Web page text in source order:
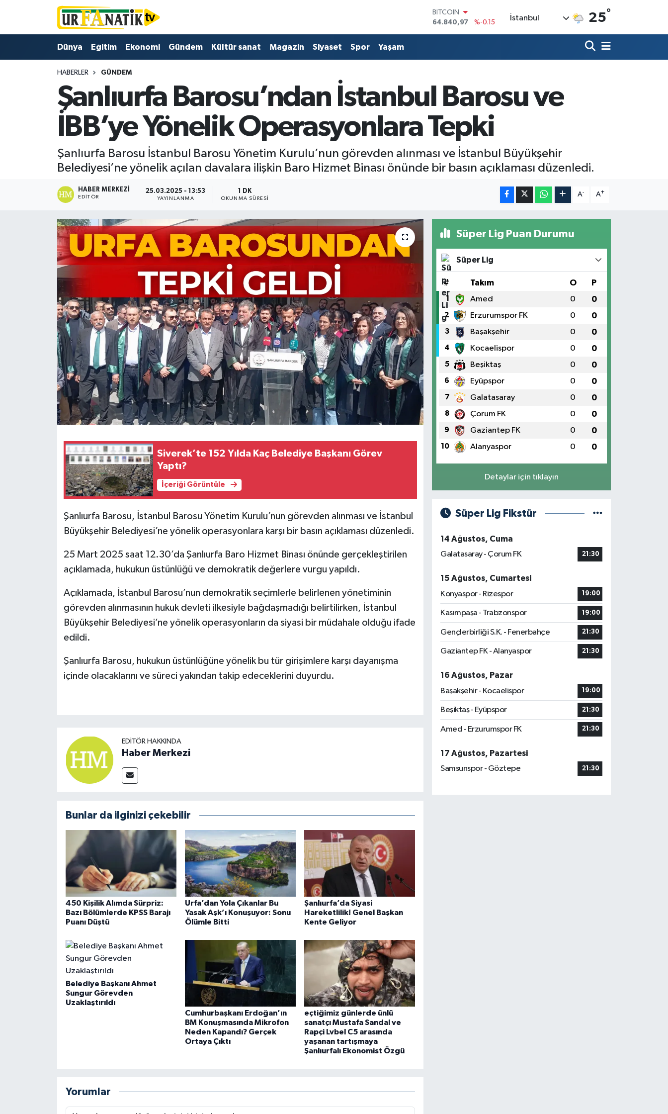
BITCOIN
64.840,97
%-0.15
55,2510
%0.32
GRAM ALTIN
6660.55
%0
13.779
%-14
İstanbul 25°
Dünya Eğitim Ekonomi Gündem Kültür sanat Magazin Siyaset Spor Yaşam
HABERLER GÜNDEM
Şanlıurfa Barosu’ndan İstanbul Barosu ve
İBB’ye Yönelik Operasyonlara Tepki
Şanlıurfa Barosu İstanbul Barosu Yönetim Kurulu’nun görevden alınması ve İstanbul Büyükşehir
Belediyesi’ne yönelik açılan davalara ilişkin Baro Hizmet Binası önünde bir basın açıklaması düzenledi.
HABER MERKEZI
EDITÖR
25.03.2025 - 13:53
YAYINLANMA
1 DK
OKUNMA SÜRESI
A- A+
Siverek’te 152 Yılda Kaç Belediye Başkanı Görev
Yaptı?
İçeriği Görüntüle
Şanlıurfa Barosu, İstanbul Barosu Yönetim Kurulu’nun görevden alınması ve İstanbul
Büyükşehir Belediyesi’ne yönelik operasyonlara karşı bir basın açıklaması düzenledi.
25 Mart 2025 saat 12.30’da Şanlıurfa Baro Hizmet Binası önünde gerçekleştirilen
açıklamada, hukukun üstünlüğü ve demokratik değerlere vurgu yapıldı.
Açıklamada, İstanbul Barosu’nun demokratik seçimlerle belirlenen yönetiminin
görevden alınmasının hukuk devleti ilkesiyle bağdaşmadığı belirtilirken, İstanbul
Büyükşehir Belediyesi’ne yönelik operasyonların da siyasi bir müdahale olduğu ifade
edildi.
Şanlıurfa Barosu, hukukun üstünlüğüne yönelik bu tür girişimlere karşı dayanışma
içinde olacaklarını ve süreci yakından takip edeceklerini duyurdu.
EDITÖR HAKKINDA
Haber Merkezi
Bunlar da ilginizi çekebilir
450 Kişilik Alımda Sürpriz:
Bazı Bölümlerde KPSS Barajı
Puanı Düştü
Urfa’dan Yola Çıkanlar Bu
Yasak Aşk’ı Konuşuyor: Sonu
Ölümle Bitti
Şanlıurfa’da Siyasi
Hareketlilik! Genel Başkan
Kente Geliyor
Belediye Başkanı Ahmet
Sungur Görevden
Uzaklaştırıldı
Cumhurbaşkanı Erdoğan’ın
BM Konuşmasında Mikrofon
Neden Kapandı? Gerçek
Ortaya Çıktı
eçtiğimiz günlerde ünlü
sanatçı Mustafa Sandal ve
Rapçi Lvbel C5 arasında
yaşanan tartışmaya
Şanlıurfalı Ekonomist Özgü
Yorumlar
Süper Lig Puan Durumu
Süper Lig
# Takım O P
1 Amed 0 0
2 Erzurumspor FK 0 0
3 Başakşehir 0 0
4 Kocaelispor 0 0
5 Beşiktaş 0 0
6 Eyüpspor 0 0
7 Galatasaray 0 0
8 Çorum FK 0 0
9 Gaziantep FK 0 0
10 Alanyaspor 0 0
Detaylar için tıklayın
Süper Lig Fikstür
14 Ağustos, Cuma
Galatasaray - Çorum FK
21:30
15 Ağustos, Cumartesi
Konyaspor - Rizespor
19:00
Kasımpaşa - Trabzonspor 19:00
Gençlerbirliği S.K. - Fenerbahçe 21:30
Gaziantep FK - Alanyaspor 21:30
16 Ağustos, Pazar
Başakşehir - Kocaelispor
19:00
Beşiktaş - Eyüpspor 21:30
Amed - Erzurumspor FK 21:30
17 Ağustos, Pazartesi
Samsunspor - Göztepe
21:30
Süper Lig Puan Durumu ve Fikstür
Tüm Manşetler
Son Dakika Haberleri
Haber Arşivi